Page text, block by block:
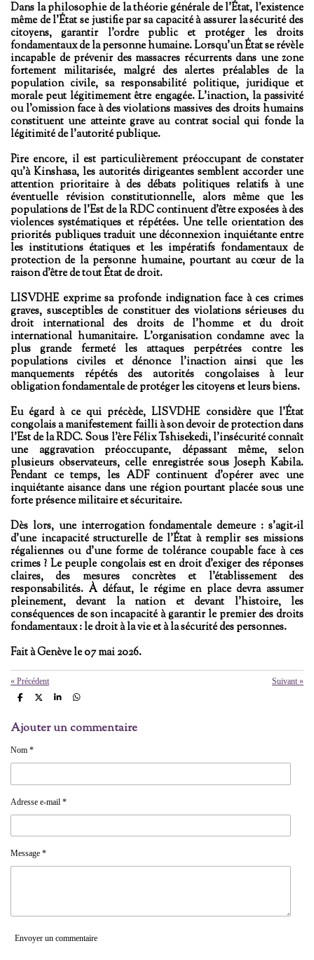
Dans la philosophie de la théorie générale de l’État, l’existence
même de l’État se justifie par sa capacité à assurer la sécurité des
citoyens, garantir l’ordre public et protéger les droits
fondamentaux de la personne humaine. Lorsqu’un État se révèle
incapable de prévenir des massacres récurrents dans une zone
fortement militarisée, malgré des alertes préalables de la
population civile, sa responsabilité politique, juridique et
morale peut légitimement être engagée. L’inaction, la passivité
ou l’omission face à des violations massives des droits humains
constituent une atteinte grave au contrat social qui fonde la
légitimité de l’autorité publique.
Pire encore, il est particulièrement préoccupant de constater
qu’à Kinshasa, les autorités dirigeantes semblent accorder une
attention prioritaire à des débats politiques relatifs à une
éventuelle révision constitutionnelle, alors même que les
populations de l’Est de la RDC continuent d’être exposées à des
violences systématiques et répétées. Une telle orientation des
priorités publiques traduit une déconnexion inquiétante entre
les institutions étatiques et les impératifs fondamentaux de
protection de la personne humaine, pourtant au cœur de la
raison d’être de tout État de droit.
LISVDHEexprime sa profonde indignation face à ces crimes
graves, susceptibles de constituer des violations sérieuses du
droit international des droits de l’homme et du droit
international humanitaire. L’organisation condamne avec la
plus grande fermeté les attaques perpétrées contre les
populations civiles et dénonce l’inaction ainsi que les
manquements répétés des autorités congolaises à leur
obligation fondamentale de protéger les citoyens et leurs biens.
Eu égard à ce qui précède,LISVDHEconsidère que l’État
congolais a manifestement failli à son devoir de protection dans
l’Est de la RDC. Sous l’èreFélix Tshisekedi, l’insécurité connaît
une aggravation préoccupante, dépassant même, selon
plusieurs observateurs, celle enregistrée sousJoseph Kabila.
Pendant ce temps, les ADF continuent d’opérer avec une
inquiétante aisance dans une région pourtant placée sous une
forte présence militaire et sécuritaire.
Dès lors, une interrogation fondamentale demeure : s’agit-il
d’une incapacité structurelle de l’État à remplir ses missions
régaliennes ou d’une forme de tolérance coupable face à ces
crimes ? Le peuple congolais est en droit d’exiger des réponses
claires, des mesures concrètes et l’établissement des
responsabilités. À défaut, le régime en place devra assumer
pleinement, devant la nation et devant l’histoire, les
conséquences de son incapacité à garantir le premier des droits
fondamentaux : le droit à la vie et à la sécurité des personnes.
Fait à Genève le 07 mai 2026.
« Précédent Suivant »
P
t
a
e
P
t
a
P
t
a
P
t
a
Ajouter un commentaire
Nom *
Adresse e-mail *
Message *
Envoyer un commentaire